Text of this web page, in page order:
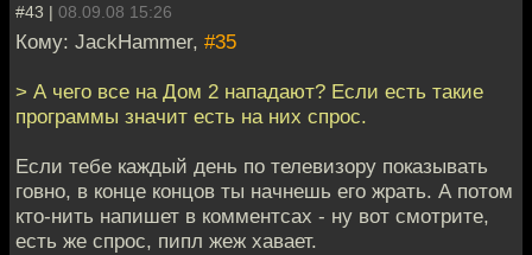
#43 | 08.09.08 15:26
Кому: JackHammer, #35
> А чего все на Дом 2 нападают? Если есть такие
программы значит есть на них спрос.
Если тебе каждый день по телевизору показывать
говно, в конце концов ты начнешь его жрать. А потом
кто-нить напишет в комментсах - ну вот смотрите,
есть же спрос, пипл жеж хавает.